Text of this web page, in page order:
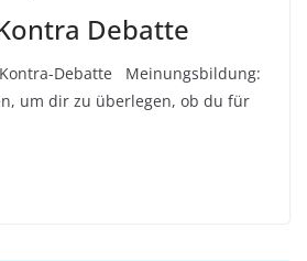
Debatte
Debatte Meinungsbildung:
um dir zu überlegen, ob du für